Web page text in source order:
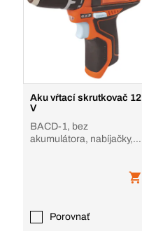
Aku vŕtací skrutkovač 12
V
BACD-1, bez
akumulátora, nabíjačky, v
Porovnať